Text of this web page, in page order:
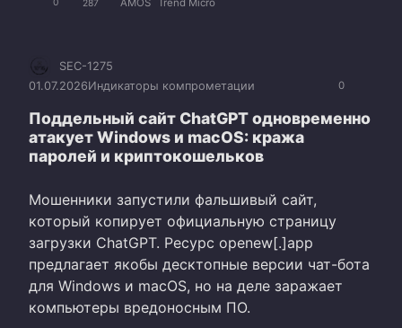
0 287 AMOS Trend Micro
0
SEC-1275
01.07.2026Индикаторы компрометации
Поддельный сайт ChatGPT одновременно
атакует Windows и macOS: кража
паролей и криптокошельков
Мошенники запустили фальшивый сайт,
который копирует официальную страницу
загрузки ChatGPT. Ресурс openew[.]app
предлагает якобы десктопные версии чат-бота
для Windows и macOS, но на деле заражает
компьютеры вредоносным ПО.